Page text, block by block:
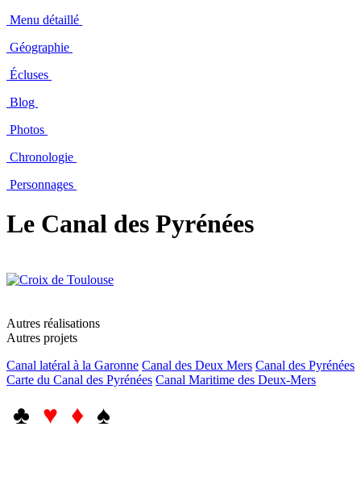
Menu détaillé
Géographie
Écluses
Blog
Photos
Chronologie
Personnages
Le Canal des Pyrénées
Autres réalisations
Autres projets
Canal latéral à la Garonne Canal des Deux Mers Canal des Pyrénées
Carte du Canal des Pyrénées Canal Maritime des Deux-Mers
♣ ♥ ♦ ♠